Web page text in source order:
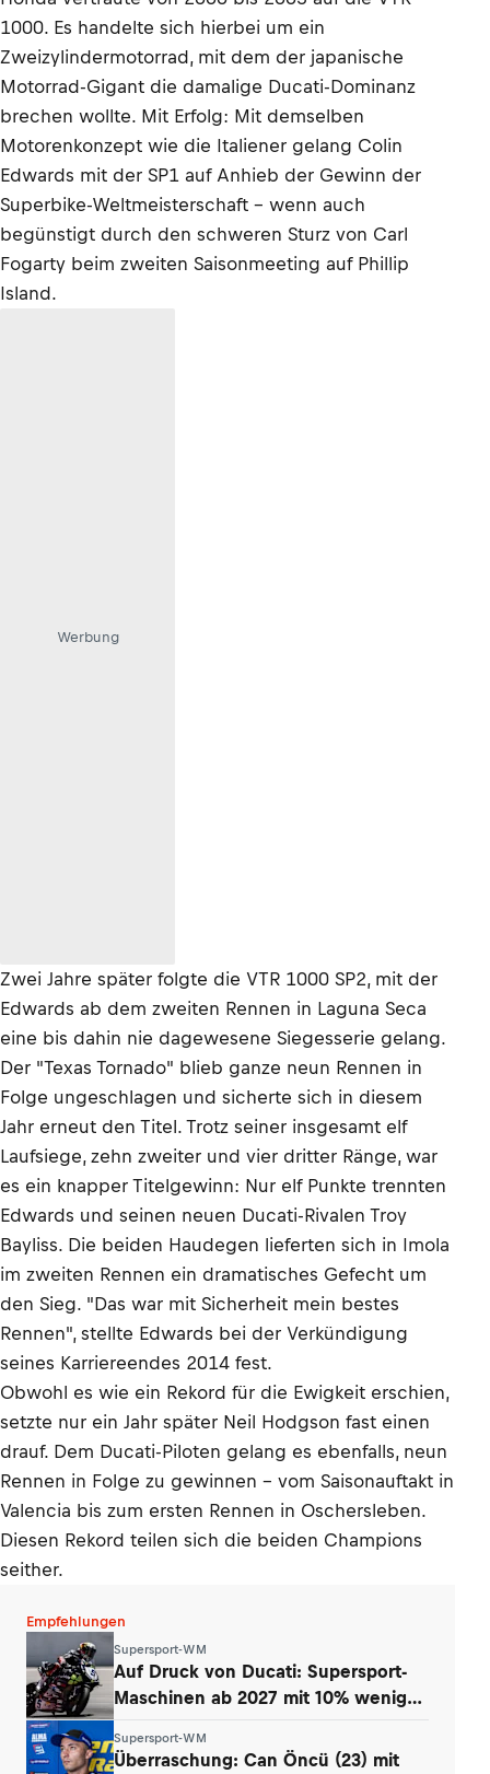
1000. Es handelte sich hierbei um ein
Zweizylindermotorrad, mit dem der japanische
Motorrad-Gigant die damalige Ducati-Dominanz
brechen wollte. Mit Erfolg: Mit demselben
Motorenkonzept wie die Italiener gelang Colin
Edwards mit der SP1 auf Anhieb der Gewinn der
Superbike-Weltmeisterschaft – wenn auch
begünstigt durch den schweren Sturz von Carl
Fogarty beim zweiten Saisonmeeting auf Phillip
Island.
Werbung
Zwei Jahre später folgte die VTR 1000 SP2, mit der
Edwards ab dem zweiten Rennen in Laguna Seca
eine bis dahin nie dagewesene Siegesserie gelang.
Der "Texas Tornado" blieb ganze neun Rennen in
Folge ungeschlagen und sicherte sich in diesem
Jahr erneut den Titel. Trotz seiner insgesamt elf
Laufsiege, zehn zweiter und vier dritter Ränge, war
es ein knapper Titelgewinn: Nur elf Punkte trennten
Edwards und seinen neuen Ducati-Rivalen Troy
Bayliss. Die beiden Haudegen lieferten sich in Imola
im zweiten Rennen ein dramatisches Gefecht um
den Sieg. "Das war mit Sicherheit mein bestes
Rennen", stellte Edwards bei der Verkündigung
seines Karriereendes 2014 fest.
Obwohl es wie ein Rekord für die Ewigkeit erschien,
setzte nur ein Jahr später Neil Hodgson fast einen
drauf. Dem Ducati-Piloten gelang es ebenfalls, neun
Rennen in Folge zu gewinnen – vom Saisonauftakt in
Valencia bis zum ersten Rennen in Oschersleben.
Diesen Rekord teilen sich die beiden Champions
seither.
Empfehlungen
Supersport-WM
Auf Druck von Ducati: Supersport-
Maschinen ab 2027 mit 10% weniger
Supersport-WM
Überraschung: Can Öncü (23) mit